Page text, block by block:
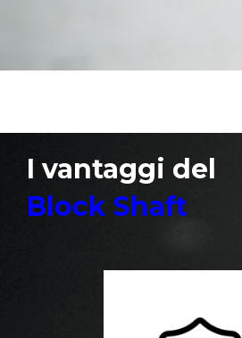
I vantaggi del
Block Shaft